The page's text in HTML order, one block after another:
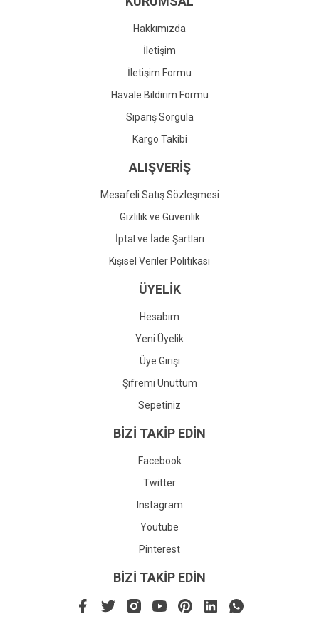
Gönder
Hakkımızda
İletişim
İletişim Formu
Havale Bildirim Formu
Sipariş Sorgula
Kargo Takibi
ALIŞVERİŞ
Mesafeli Satış Sözleşmesi
Gizlilik ve Güvenlik
İptal ve İade Şartları
Kişisel Veriler Politikası
ÜYELİK
Hesabım
Yeni Üyelik
Üye Girişi
Şifremi Unuttum
Sepetiniz
BİZİ TAKİP EDİN
Facebook
Twitter
Instagram
Youtube
Pinterest
BİZİ TAKİP EDİN